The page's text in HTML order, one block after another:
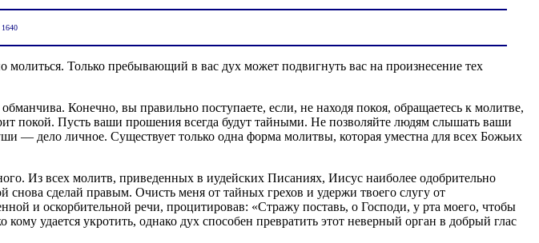
1640
Только пребывающий в вас дух может подвигнуть вас на произнесение тех
Конечно, вы правильно поступаете, если, не находя покоя, обращаетесь к молитве,
покой. Пусть ваши прошения всегда будут тайными. Не позволяйте людям слышать ваши
дело личное. Существует только одна форма молитвы, которая уместна для всех Божьих
Из всех молитв, приведенных в иудейских Писаниях, Иисус наиболее одобрительно
сделай правым. Очисть меня от тайных грехов и удержи твоего слугу от
и оскорбительной речи, процитировав: «Стражу поставь, о Господи, у рта моего, чтобы
удается укротить, однако дух способен превратить этот неверный орган в добрый глас